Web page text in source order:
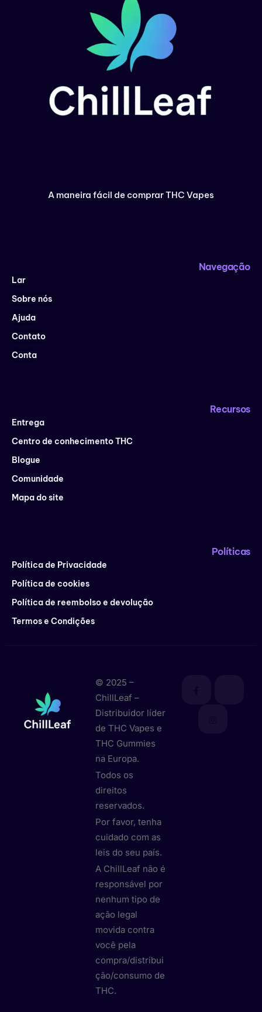
A maneira fácil de comprar THC Vapes
Navegação
Lar
Sobre nós
Ajuda
Contato
Conta
Recursos
Entrega
Centro de conhecimento THC
Blogue
Comunidade
Mapa do site
Políticas
Política de Privacidade
Política de cookies
Política de reembolso e devolução
Termos e Condições
© 2025 –
ChillLeaf –
Distribuidor líder
de THC Vapes e
THC Gummies
na Europa.
Todos os
direitos
reservados.
Por favor, tenha
cuidado com as
leis do seu país.
A ChillLeaf não é
responsável por
nenhum tipo de
ação legal
movida contra
você pela
compra/distribui
ção/consumo de
THC.